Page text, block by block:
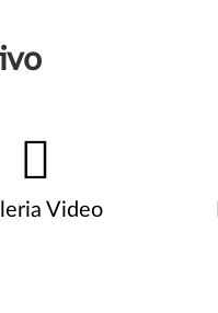
Video